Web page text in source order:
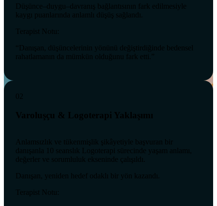
Düşünce–duygu–davranış bağlantısının fark edilmesiyle
kaygı puanlarında anlamlı düşüş sağlandı.
Terapist Notu:
“Danışan, düşüncelerinin yönünü değiştirdiğinde bedensel
rahatlamanın da mümkün olduğunu fark etti.”
02
Varoluşçu & Logoterapi Yaklaşımı
Anlamsızlık ve tükenmişlik şikâyetiyle başvuran bir
danışanla 10 seanslık Logoterapi sürecinde yaşam anlamı,
değerler ve sorumluluk ekseninde çalışıldı.
Danışan, yeniden hedef odaklı bir yön kazandı.
Terapist Notu: